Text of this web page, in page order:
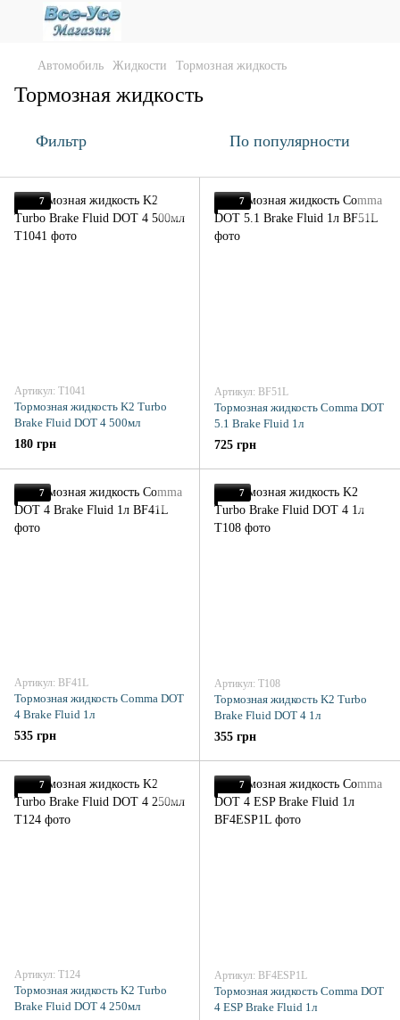
Автомобиль Жидкости Тормозная жидкость
Тормозная жидкость
Фильтр По популярности
7
Артикул: T1041
Тормозная жидкость K2 Turbo
Brake Fluid DOT 4 500мл
180 грн
7
Артикул: BF51L
Тормозная жидкость Comma DOT
5.1 Brake Fluid 1л
725 грн
7
Артикул: BF41L
Тормозная жидкость Comma DOT
4 Brake Fluid 1л
535 грн
7
Артикул: T108
Тормозная жидкость K2 Turbo
Brake Fluid DOT 4 1л
355 грн
7
Артикул: T124
Тормозная жидкость K2 Turbo
Brake Fluid DOT 4 250мл
7
Артикул: BF4ESP1L
Тормозная жидкость Comma DOT
4 ESP Brake Fluid 1л